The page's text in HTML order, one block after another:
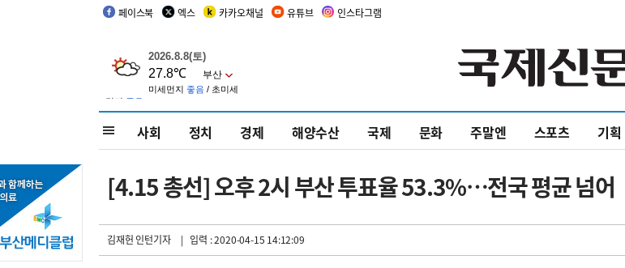
페이스북 엑스 카카오채널 유튜브 인스타그램
사회 정치 경제 해양수산 국제 문화 주말엔 스포츠 기획
[4.15 총선] 오후 2시 부산 투표율 53.3%…전국 평균 넘어
김재헌 인턴기자 | 입력 : 2020-04-15 14:12:09